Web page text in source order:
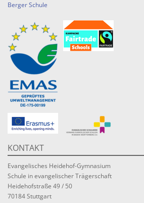
Berger Schule
KONTAKT
Evangelisches Heidehof-Gymnasium
Schule in evangelischer Trägerschaft
Heidehofstraße 49 / 50
70184 Stuttgart